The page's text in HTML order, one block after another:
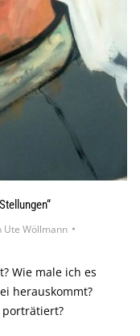
Ute Wöllmann
Wie male ich es
herauskommt?
porträtiert?